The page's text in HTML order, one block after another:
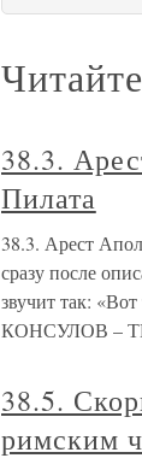
38.3.
Пилата
38.3. Арест
сразу после
звучит так:
КОНСУЛОВ –
38.5.
римским